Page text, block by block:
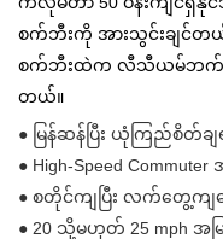
စက်ဘီးကို အားသွင်းချင်
စက်ဘီးထဲက လီသီယမ်ဘက်
တယ်။
● မြန်ဆန်ပြီး ယုံကြည်စိတ်ခ
● High-Speed
● စတိုင်ကျပြီး လက်တွေ့ကျသ
● 20 သို့မဟုတ် 25 mph အမ